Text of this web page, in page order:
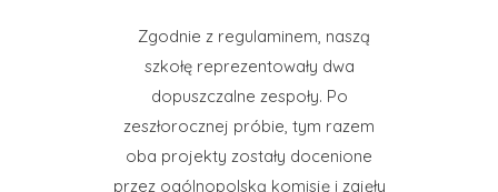
Zgodnie z regulaminem, naszą
szkołę reprezentowały dwa
dopuszczalne zespoły. Po
zeszłorocznej próbie, tym razem
oba projekty zostały docenione
przez ogólnopolską komisję i zajęły